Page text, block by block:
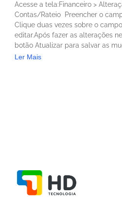
Acesse a tela:Financeiro >
Contas/Rateio Preencher o
Clique duas vezes sobre o
editar.Após fazer as alterações
botão Atualizar para salvar as
Ler Mais